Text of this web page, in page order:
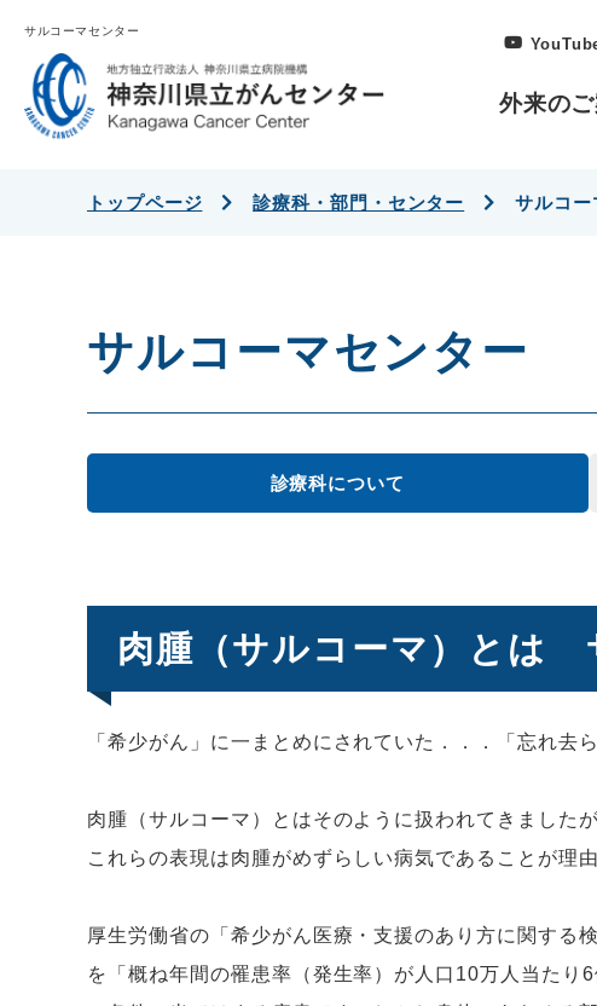
サルコーマセンター
外来の
トップページ 診療科・部門・センター サルコー
サルコーマセンター
診療科について
肉腫（サルコーマ）とは
「希少がん」に一まとめにされていた．．．「忘れ去
肉腫（サルコーマ）とはそのように扱われてきました
これらの表現は肉腫がめずらしい病気であることが理
厚生労働省の「希少がん医療・支援のあり方に関する
を「概ね年間の罹患率（発生率）が人口 10万人当たり6